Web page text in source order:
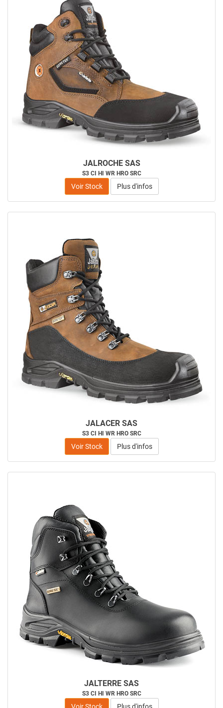
JALROCHE SAS
S3 CI HI WR HRO SRC
Voir Stock Plus d'infos
JALACER SAS
S3 CI HI WR HRO SRC
Voir Stock Plus d'infos
JALTERRE SAS
S3 CI HI WR HRO SRC